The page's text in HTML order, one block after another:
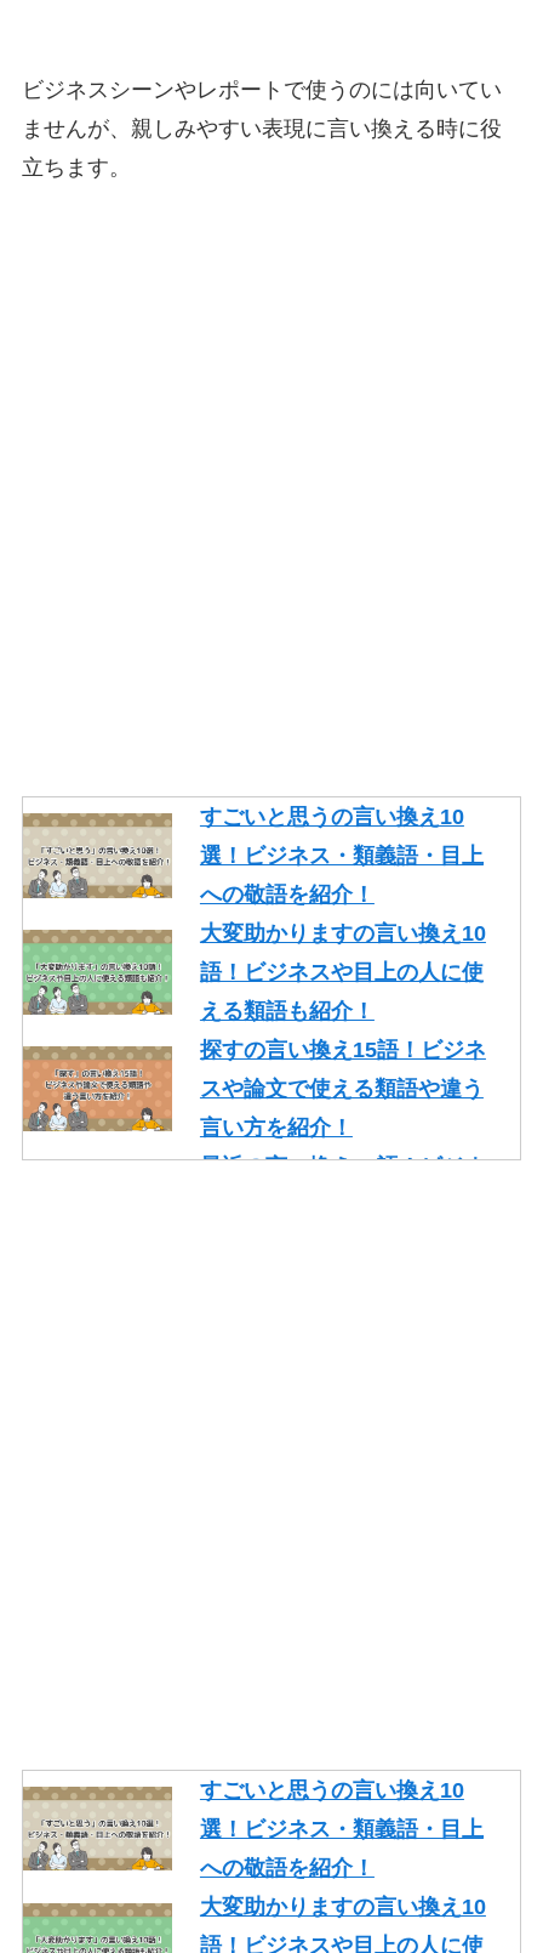
ビジネスシーンやレポートで使うのには向いてい
ませんが、親しみやすい表現に言い換える時に役
立ちます。
すごいと思うの言い換え10
選！ビジネス・類義語・目上
への敬語を紹介！
大変助かりますの言い換え10
語！ビジネスや目上の人に使
える類語も紹介！
探すの言い換え15語！ビジネ
スや論文で使える類語や違う
言い方を紹介！
最近の言い換え15語！ビジネ
ジネスや論文で使える類語も
紹介！
忙しいの言い換え10語！ビジ
ネスやメールで使える丁寧な
類語を紹介！
すごいと思うの言い換え10
選！ビジネス・類義語・目上
への敬語を紹介！
大変助かりますの言い換え10
語！ビジネスや目上の人に使